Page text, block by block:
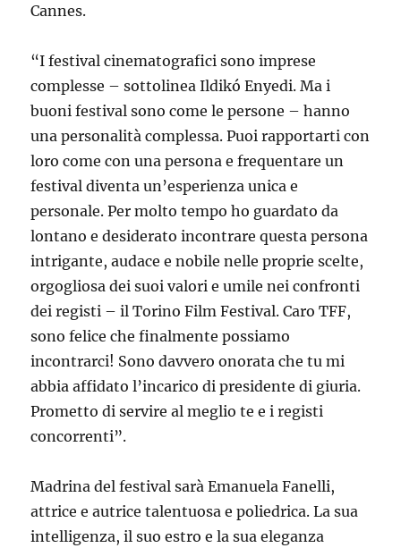
Cannes.
“I festival cinematografici sono imprese
complesse – sottolinea Ildikó Enyedi. Ma i
buoni festival sono come le persone – hanno
una personalità complessa. Puoi rapportarti con
loro come con una persona e frequentare un
festival diventa un’esperienza unica e
personale. Per molto tempo ho guardato da
lontano e desiderato incontrare questa persona
intrigante, audace e nobile nelle proprie scelte,
orgogliosa dei suoi valori e umile nei confronti
dei registi – il Torino Film Festival. Caro TFF,
sono felice che finalmente possiamo
incontrarci! Sono davvero onorata che tu mi
abbia affidato l’incarico di presidente di giuria.
Prometto di servire al meglio te e i registi
concorrenti”.
Madrina del festival sarà Emanuela Fanelli,
attrice e autrice talentuosa e poliedrica. La sua
intelligenza, il suo estro e la sua eleganza